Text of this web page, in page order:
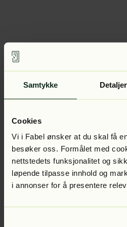
Samtykke Detaljer
Cookies
Vi i Fabel ønsker at du skal få
besøker oss. Formålet med
nettstedets funksjonalitet og
løpende tilpasse innhold og
i annonser for å presentere